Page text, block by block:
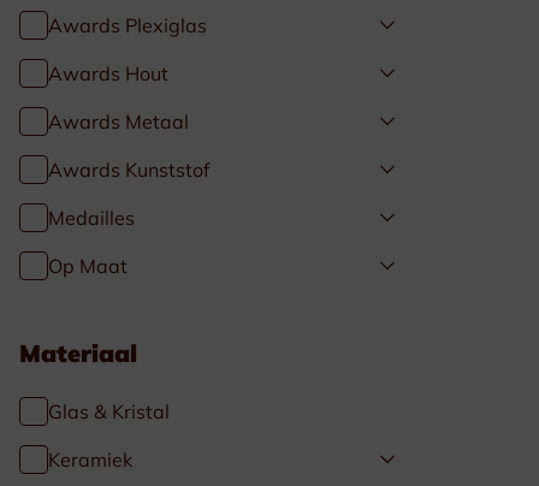
Awards Plexiglas
Awards Hout
Awards Metaal
Awards Kunststof
Medailles
Op Maat
Materiaal
Glas & Kristal
Keramiek